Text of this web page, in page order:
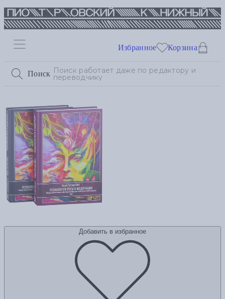
Поиск
Избранное Корзина
Добавить в избранное